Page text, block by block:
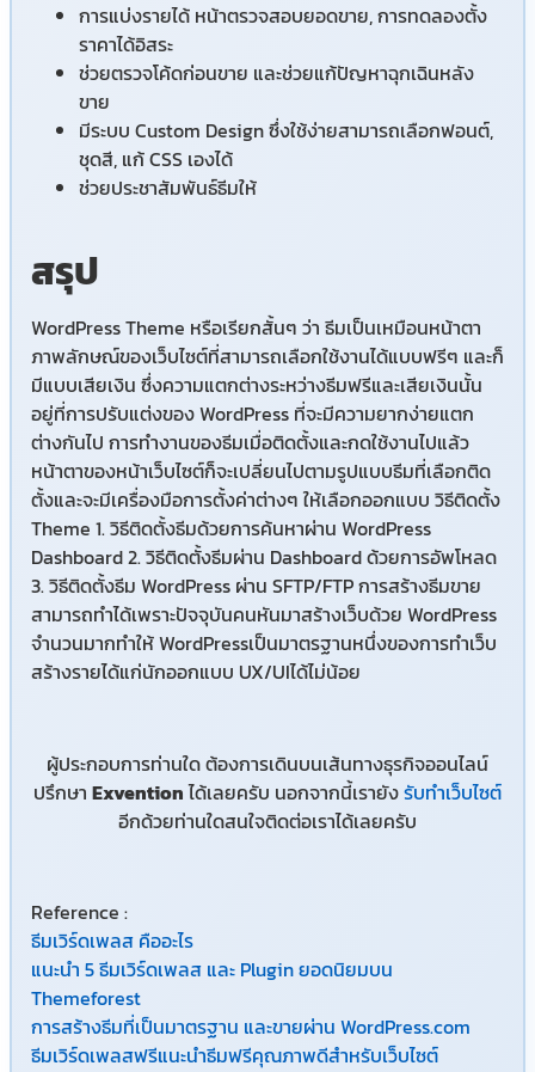
การแบ่งรายได้ หน้าตรวจสอบยอดขาย, การทดลองตั้ง
ราคาได้อิสระ
ช่วยตรวจโค้ดก่อนขาย และช่วยแก้ปัญหาฉุกเฉินหลัง
ขาย
มีระบบ Custom Design ซึ่งใช้ง่ายสามารถเลือกฟอนต์,
ชุดสี, แก้ CSS เองได้
ช่วยประชาสัมพันธ์ธีมให้
สรุป
WordPress Theme หรือเรียกสั้นๆ ว่า ธีมเป็นเหมือนหน้าตา
ภาพลักษณ์ของเว็บไซต์ที่สามารถเลือกใช้งานได้แบบฟรีๆ และก็
มีแบบเสียเงิน ซึ่งความแตกต่างระหว่างธีมฟรีและเสียเงินนั้น
อยู่ที่การปรับแต่งของ WordPress ที่จะมีความยากง่ายแตก
ต่างกันไป การทำงานของธีมเมื่อติดตั้งและกดใช้งานไปแล้ว
หน้าตาของหน้าเว็บไซต์ก็จะเปลี่ยนไปตามรูปแบบธีมที่เลือกติด
ตั้งและจะมีเครื่องมือการตั้งค่าต่างๆ ให้เลือกออกแบบ วิธีติดตั้ง
Theme 1. วิธีติดตั้งธีมด้วยการค้นหาผ่าน WordPress
Dashboard 2. วิธีติดตั้งธีมผ่าน Dashboard ด้วยการอัพโหลด
3. วิธีติดตั้งธีม WordPress ผ่าน SFTP/FTP การสร้างธีมขาย
สามารถทำได้เพราะปัจจุบันคนหันมาสร้างเว็บด้วย WordPress
จำนวนมากทำให้ WordPressเป็นมาตรฐานหนึ่งของการทำเว็บ
สร้างรายได้แก่นักออกแบบ UX/UIได้ไม่น้อย
ผู้ประกอบการท่านใด ต้องการเดินบนเส้นทางธุรกิจออนไลน์
ปรึกษา Exventionได้เลยครับ นอกจากนี้เรายังรับทำเว็บไซต์
อีกด้วยท่านใดสนใจติดต่อเราได้เลยครับ
Reference :
ธีมเวิร์ดเพลส คืออะไร
แนะนำ 5 ธีมเวิร์ดเพลส และ Plugin ยอดนิยมบน
Themeforest
การสร้างธีมที่เป็นมาตรฐาน และขายผ่าน WordPress.com
ธีมเวิร์ดเพลสฟรีแนะนำธีมฟรีคุณภาพดีสำหรับเว็บไซต์